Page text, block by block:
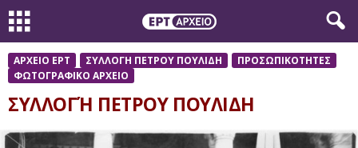
ΑΡΧΕΙΟ ΕΡΤ ΣΥΛΛΟΓΗ ΠΕΤΡΟΥ ΠΟΥΛΙΔΗ
ΠΡΟΣΩΠΙΚΟΤΗΤΕΣ
ΦΩΤΟΓΡΑΦΙΚΟ ΑΡΧΕΙΟ
ΣΥΛΛΟΓΉ ΠΕΤΡΟΥ ΠΟΥΛΙΔΗ